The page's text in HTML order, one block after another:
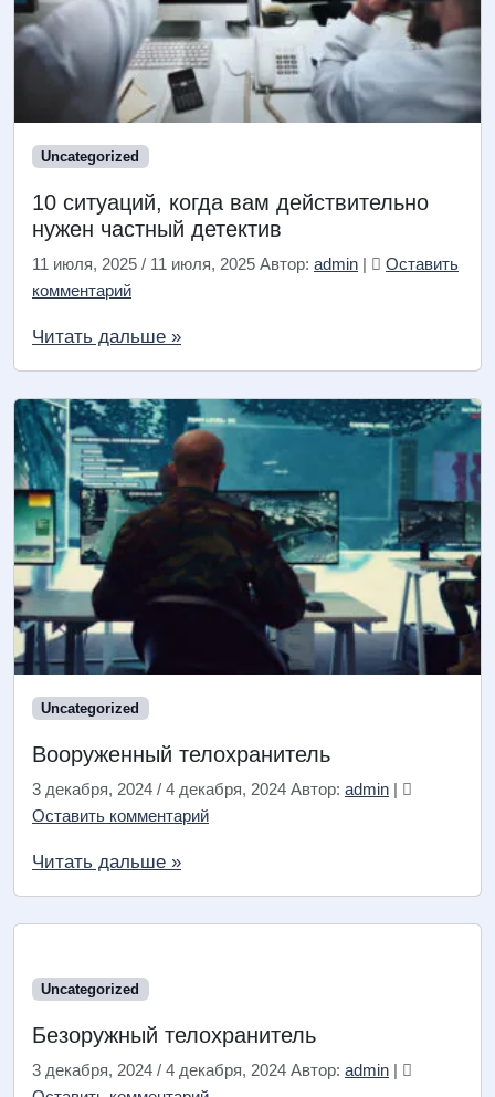
Uncategorized
10 ситуаций, когда вам действительно
нужен частный детектив
11 июля, 2025 / 11 июля, 2025 Автор: admin
Оставить
комментарий
Читать дальше »
Uncategorized
Вооруженный телохранитель
3 декабря, 2024 / 4 декабря, 2024 Автор: admin
Оставить комментарий
Читать дальше »
Uncategorized
Безоружный телохранитель
3 декабря, 2024 / 4 декабря, 2024 Автор: admin